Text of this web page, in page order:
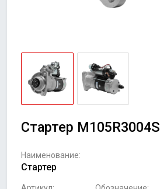
Стартер
Наименование:
Стартер